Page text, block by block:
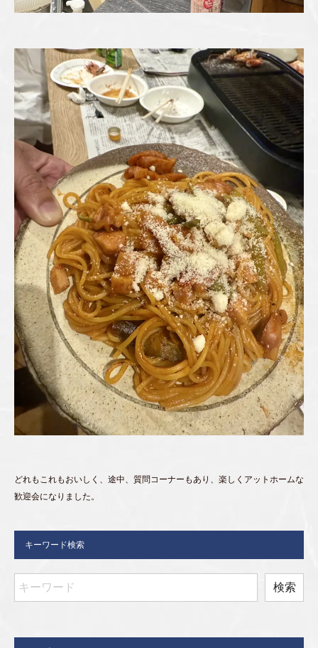
どれもこれもおいしく、途中、質問コーナーもあり、楽しくアットホームな
歓迎会になりました。
キーワード検索